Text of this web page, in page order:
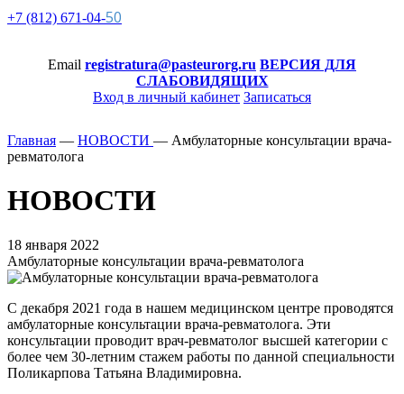
+7 (812) 671-04-50
Email registratura@pasteurorg.ru ВЕРСИЯ ДЛЯ
СЛАБОВИДЯЩИХ
Вход в личный кабинет Записаться
Главная — НОВОСТИ — Амбулаторные консультации врача-
ревматолога
НОВОСТИ
18 января 2022
Амбулаторные консультации врача-ревматолога
С декабря 2021 года в нашем медицинском центре проводятся
амбулаторные консультации врача-ревматолога. Эти
консультации проводит врач-ревматолог высшей категории с
более чем 30-летним стажем работы по данной специальности
Поликарпова Татьяна Владимировна.